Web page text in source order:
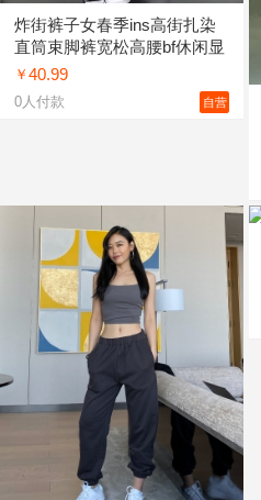
炸街裤子女春季ins高街扎染
直筒束脚裤宽松高腰bf休闲显
瘦长裤潮 图片色 s,m,l
￥ 40.99
0人付款 自营